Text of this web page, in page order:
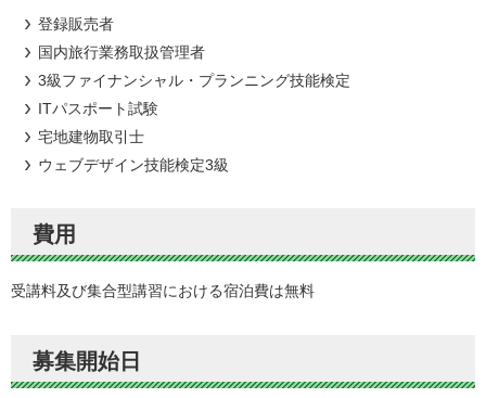
登録販売者
国内旅行業務取扱管理者
3級ファイナンシャル・プランニング技能検定
ITパスポート試験
宅地建物取引士
ウェブデザイン技能検定3級
費用
受講料及び集合型講習における宿泊費は無料
募集開始日